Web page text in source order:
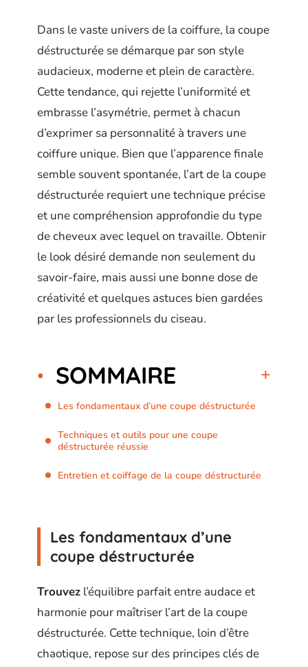
Dans le vaste univers de la coiffure, la coupe
déstructurée se démarque par son style
audacieux, moderne et plein de caractère.
Cette tendance, qui rejette l’uniformité et
embrasse l’asymétrie, permet à chacun
d’exprimer sa personnalité à travers une
coiffure unique. Bien que l’apparence finale
semble souvent spontanée, l’art de la coupe
déstructurée requiert une technique précise
et une compréhension approfondie du type
de cheveux avec lequel on travaille. Obtenir
le look désiré demande non seulement du
savoir-faire, mais aussi une bonne dose de
créativité et quelques astuces bien gardées
par les professionnels du ciseau.
SOMMAIRE
Les fondamentaux d’une coupe déstructurée
Techniques et outils pour une coupe
déstructurée réussie
Entretien et coiffage de la coupe déstructurée
Les fondamentaux d’une
coupe déstructurée
Trouvez l’équilibre parfait entre audace et
harmonie pour maîtriser l’art de la coupe
déstructurée. Cette technique, loin d’être
chaotique, repose sur des principes clés de